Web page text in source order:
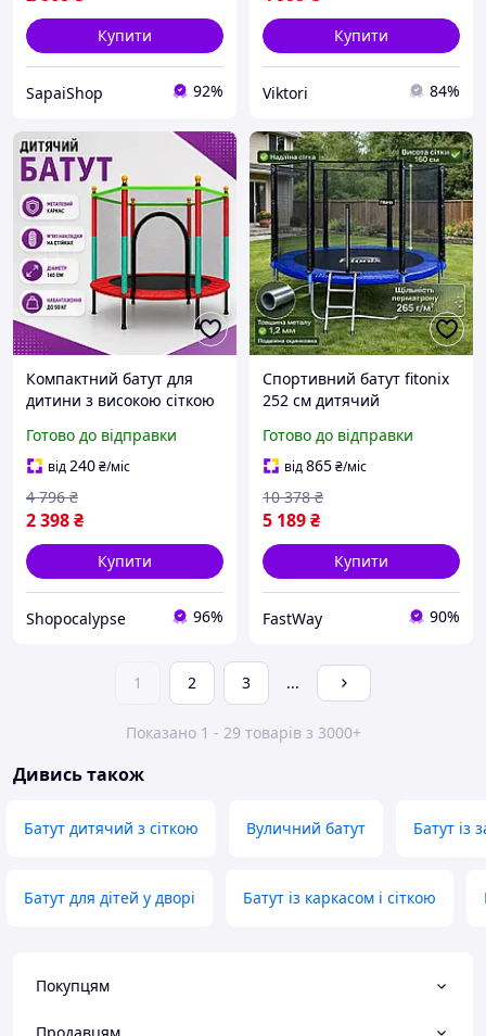
Купити
SapaiShop 92%
Купити
Viktori 84%
Компактний батут для
дитини з високою сіткою
опорами для ігор на дачі
та біля будинку
Готово до відправки
від240₴/міс
2 398₴
4 796 ₴
Купити
Shopocalypse 96%
Спортивний батут fitonix
252 см дитячий
підлітків на ніжках,
батути для дачі із
захисною сіткою
Готово до відправки
від865₴/міс
5 189₴
10 378 ₴
Купити
FastWay 90%
1 2 3 ...
Показано 1 - 29 товарів з 3000+
Дивись також
Батут дитячий з сіткою Вуличний батут Батут із
Батут для дітей у дворі Батут із каркасом і сіткою
Покупцям